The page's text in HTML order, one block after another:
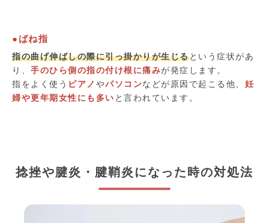
●ばね指
指の曲げ伸ばしの際に引っ掛かりが生じるという症状があ
り、 手のひら側の指の付け根に痛みが発症します。
指をよく使う ピアノ やパソコンなどが原因で起こる他、 妊
婦や更年期女性にも多い と言われています。
捻挫や腱炎・腱鞘炎になった時の対処法